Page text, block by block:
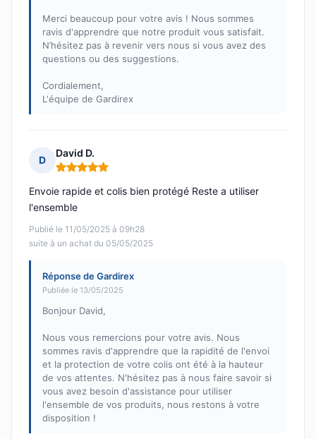
Merci beaucoup pour votre avis ! Nous sommes
ravis d'apprendre que notre produit vous satisfait.
N’hésitez pas à revenir vers nous si vous avez des
questions ou des suggestions.
Cordialement,
L'équipe de Gardirex
D
David D.
Note : 5 sur 5
Publié le 11/05/2025 à 09h28
suite à un achat du 05/05/2025
Envoie rapide et colis bien protégé Reste a utiliser
l'ensemble
Réponse de Gardirex
Publiée le 13/05/2025
Bonjour David,
Nous vous remercions pour votre avis. Nous
sommes ravis d'apprendre que la rapidité de l'envoi
et la protection de votre colis ont été à la hauteur
de vos attentes. N'hésitez pas à nous faire savoir si
vous avez besoin d'assistance pour utiliser
l'ensemble de vos produits, nous restons à votre
disposition !